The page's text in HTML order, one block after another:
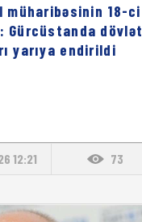
müharibəsinin 18-ci
Gürcüstanda dövlət
yarıya endirildi
12:21 73